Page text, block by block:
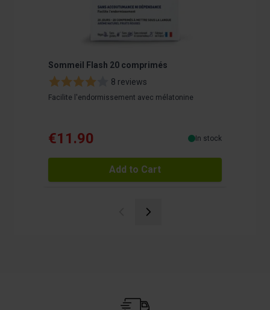
Sommeil Flash 20 comprimés
8 reviews
Facilite l'endormissement avec mélatonine
€11.90 In stock
Add to Cart